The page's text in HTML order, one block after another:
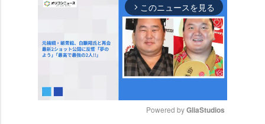
arrow_forward_ios このニュースを見る
Powered by GliaStudios